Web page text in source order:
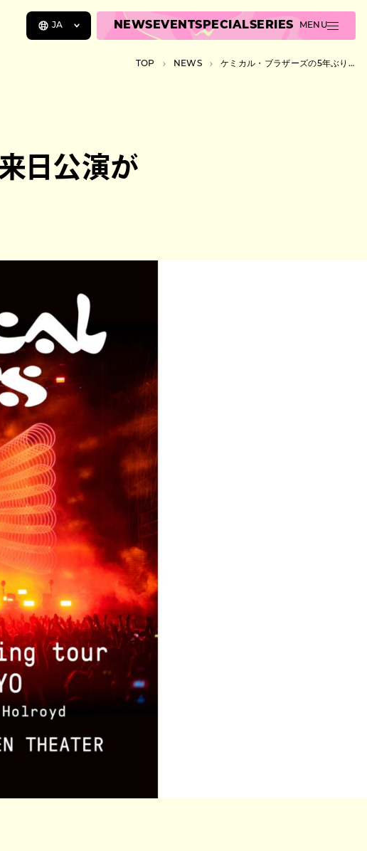
JA NEWS EVENTSPECIALSERIES MENU
TOP NEWS ケミカル・ブラザーズの5年ぶり来日公演が開催決定
日公演が